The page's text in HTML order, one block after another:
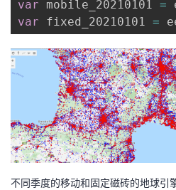
var mobile_20210101 =
var fixed_20210101 =
不同季度的移动和固定磁砖的地球引